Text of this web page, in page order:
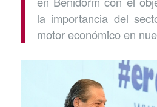
la importancia del
motor económico en